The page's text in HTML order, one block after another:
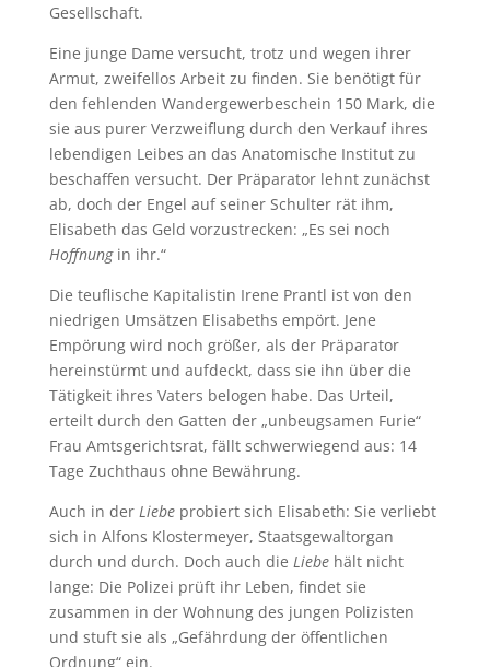
Gesellschaft.
Eine junge Dame versucht, trotz und wegen ihrer
Armut, zweifellos Arbeit zu finden. Sie benötigt für
den fehlenden Wandergewerbeschein 150 Mark, die
sie aus purer Verzweiflung durch den Verkauf ihres
lebendigen Leibes an das Anatomische Institut zu
beschaffen versucht. Der Präparator lehnt zunächst
ab, doch der Engel auf seiner Schulter rät ihm,
Elisabeth das Geld vorzustrecken: „Es sei noch
Hoffnung in ihr.“
Die teuflische Kapitalistin Irene Prantl ist von den
niedrigen Umsätzen Elisabeths empört. Jene
Empörung wird noch größer, als der Präparator
hereinstürmt und aufdeckt, dass sie ihn über die
Tätigkeit ihres Vaters belogen habe. Das Urteil,
erteilt durch den Gatten der „unbeugsamen Furie“
Frau Amtsgerichtsrat, fällt schwerwiegend aus: 14
Tage Zuchthaus ohne Bewährung.
Auch in der Liebe probiert sich Elisabeth: Sie verliebt
sich in Alfons Klostermeyer, Staatsgewaltorgan
durch und durch. Doch auch die Liebe hält nicht
lange: Die Polizei prüft ihr Leben, findet sie
zusammen in der Wohnung des jungen Polizisten
und stuft sie als „Gefährdung der öffentlichen
Ordnung“ ein.